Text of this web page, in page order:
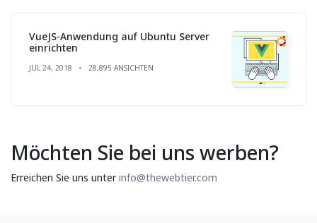
VueJS-Anwendung auf Ubuntu Server
einrichten
JUL 24, 2018 28,895 ANSICHTEN
Möchten Sie bei uns werben?
Erreichen Sie uns unterinfo@thewebtier.com